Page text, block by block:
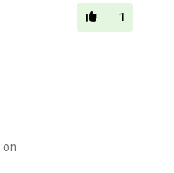
1